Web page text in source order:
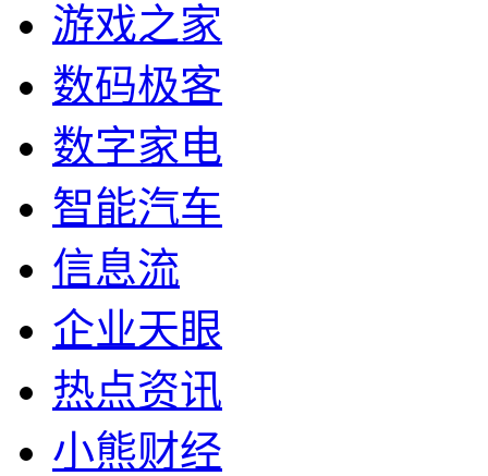
游戏之家
数码极客
数字家电
智能汽车
信息流
企业天眼
热点资讯
小熊财经